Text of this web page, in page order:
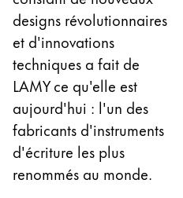
Philippines
English
Singapore
English
Taiwan
中文
designs révolutionnaires
et d'innovations
techniques a fait de
LAMY ce qu'elle est
aujourd'hui : l'un des
fabricants d'instruments
d'écriture les plus
renommés au monde.